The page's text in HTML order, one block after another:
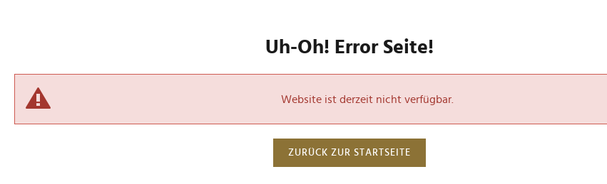
Uh-Oh! Error Seite!
Website ist derzeit nicht verfügbar.
ZURÜCK ZUR STARTSEITE